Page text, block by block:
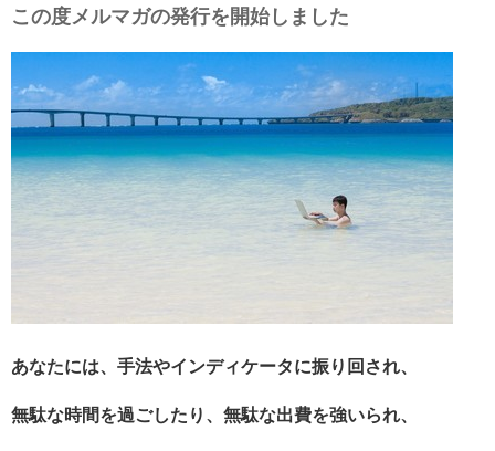
この度メルマガの発行を開始しました
あなたには、手法やインディケータに振り回され、
無駄な時間を過ごしたり、無駄な出費を強いられ、